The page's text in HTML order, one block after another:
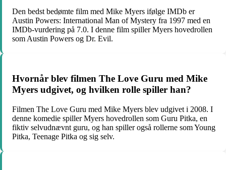
Den bedst bedømte film med Mike Myers ifølge IMDb er
Austin Powers: International Man of Mystery fra 1997 med en
IMDb-vurdering på 7.0. I denne film spiller Myers hovedrollen
som Austin Powers og Dr. Evil.
Hvornår blev filmen The Love Guru med Mike
Myers udgivet, og hvilken rolle spiller han?
Filmen The Love Guru med Mike Myers blev udgivet i 2008. I
denne komedie spiller Myers hovedrollen som Guru Pitka, en
fiktiv selvudnævnt guru, og han spiller også rollerne som Young
Pitka, Teenage Pitka og sig selv.